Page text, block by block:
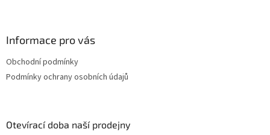
Informace pro vás
Obchodní podmínky
Podmínky ochrany osobních údajů
Otevírací doba naší prodejny